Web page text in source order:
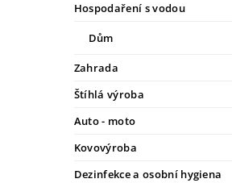
Hospodaření s vodou
Dům
Zahrada
Štíhlá výroba
Auto - moto
Kovovýroba
Dezinfekce a osobní hygiena